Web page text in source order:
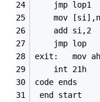
	jmp lop1
mov
	add si,2
	jmp lop
exit:
	int 21h
code ends
end start